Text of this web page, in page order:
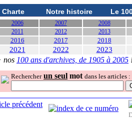
Charte Notre histoire Le
2006 2007
2008
2011
2012 2013
2016 2017 2018
2021 2022 2023
nos 100 ans d'archives, de 1905 à 2005
Rechercher un seul mot dans les articles :